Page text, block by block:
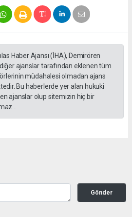
Haber Ajansı (İHA), Demirören
ajanslar tarafından eklenen tüm
müdahalesi olmadan ajans
Bu haberlerde yer alan hukuki
ajanslar olup sitemizin hiç bir
Gönder